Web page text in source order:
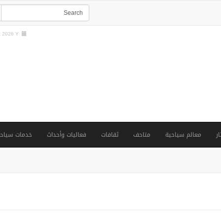
Y |
معالم سياحية متاحف ثقافات فعاليات وأحداث خدمات